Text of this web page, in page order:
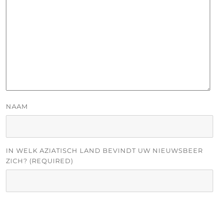
NAAM
IN WELK AZIATISCH LAND BEVINDT UW NIEUWSBEER
ZICH? (REQUIRED)